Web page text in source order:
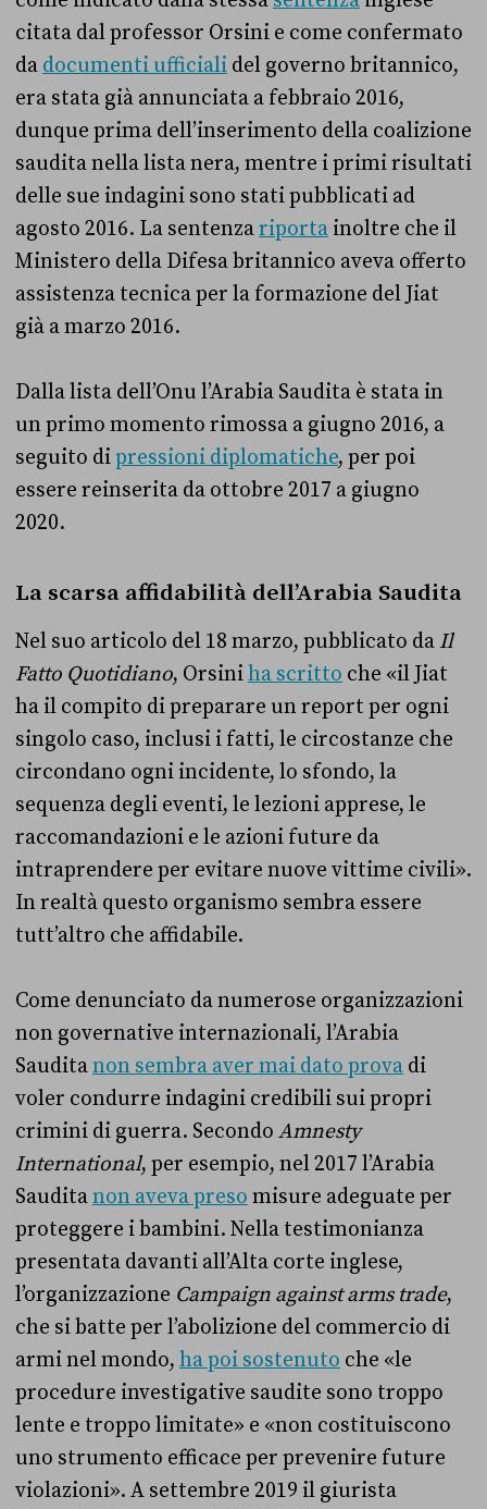
citata dal professor Orsini e come confermato
da documenti ufficiali del governo britannico,
era stata già annunciata a febbraio 2016,
dunque prima dell’inserimento della coalizione
saudita nella lista nera, mentre i primi risultati
delle sue indagini sono stati pubblicati ad
agosto 2016. La sentenzariporta inoltre che il
Ministero della Difesa britannico aveva offerto
assistenza tecnica per la formazione del Jiat
già a marzo 2016.
Dalla lista dell’Onu l’Arabia Saudita è stata in
un primo momento rimossa a giugno 2016, a
seguito dipressioni diplomatiche, per poi
essere reinserita da ottobre 2017 a giugno
2020.
La scarsa affidabilità dell’Arabia Saudita
Nel suo articolo del 18 marzo, pubblicato da Il
Fatto Quotidiano, Orsiniha scritto che «il Jiat
ha il compito di preparare un report per ogni
singolo caso, inclusi i fatti, le circostanze che
circondano ogni incidente, lo sfondo, la
sequenza degli eventi, le lezioni apprese, le
raccomandazioni e le azioni future da
intraprendere per evitare nuove vittime civili».
In realtà questo organismo sembra essere
tutt’altro che affidabile.
Come denunciato da numerose organizzazioni
non governative internazionali, l’Arabia
Sauditanon sembra aver mai dato prova di
voler condurre indagini credibili sui propri
crimini di guerra. Secondo Amnesty
International, per esempio, nel 2017 l’Arabia
Sauditanon aveva preso misure adeguate per
proteggere i bambini. Nella testimonianza
presentata davanti all’Alta corte inglese,
l’organizzazione Campaign against arms trade,
che si batte per l’abolizione del commercio di
armi nel mondo, ha poi sostenuto che «le
procedure investigative saudite sono troppo
lente e troppo limitate» e «non costituiscono
uno strumento efficace per prevenire future
violazioni». A settembre 2019 il giurista